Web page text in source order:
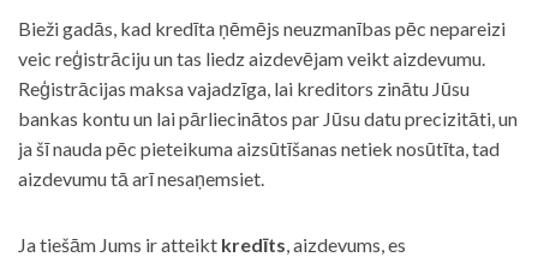
Bieži gadās, kad kredīta ņēmējs neuzmanības pēc nepareizi
veic reģistrāciju un tas liedz aizdevējam veikt aizdevumu.
Reģistrācijas maksa vajadzīga, lai kreditors zinātu Jūsu
bankas kontu un lai pārliecinātos par Jūsu datu precizitāti, un
ja šī nauda pēc pieteikuma aizsūtīšanas netiek nosūtīta, tad
aizdevumu tā arī nesaņemsiet.
Ja tiešām Jums ir atteikt kredīts, aizdevums, es